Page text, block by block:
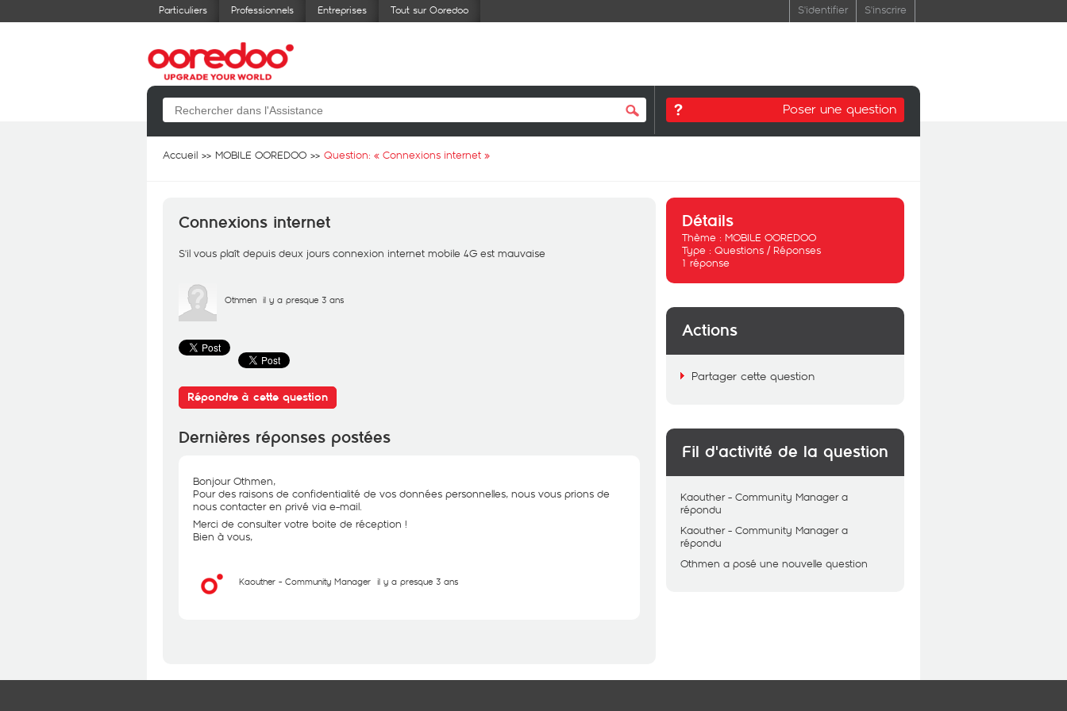
Particuliers Professionnels Entreprises Tout sur Ooredoo S'identifier S'inscrire
Poser une question
Accueil MOBILE OOREDOO Question: « Connexions internet »
Connexions internet
S'il vous plaît depuis deux jours connexion internet mobile 4G est mauvaise
Othmen il y a presque 3 ans
Répondre à cette question
Dernières réponses postées
Bonjour Othmen,
Pour des raisons de confidentialité de vos données personnelles, nous vous prions de
nous contacter en privé via e-mail.
Merci de consulter votre boite de réception !
Bien à vous,
Kaouther - Community Manager il y a presque 3 ans
Détails
Thème : MOBILE OOREDOO
Type : Questions / Réponses
1 réponse
Actions
Partager cette question
Fil d'activité de la question
Kaouther - Community Manager a
répondu
Kaouther - Community Manager a
répondu
Othmen a posé une nouvelle question